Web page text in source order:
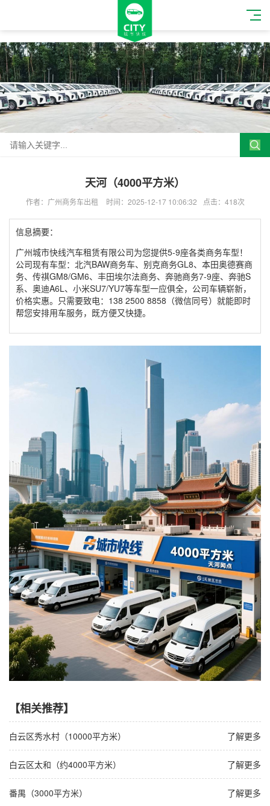
天河（4000平方米）
作者：广州商务车出租 时间：2025-12-17 10:06:32 点击：418次
信息摘要：
广州城市快线汽车租赁有限公司为您提供5-9座各类商务车型！
公司现有车型：北汽BAW商务车、别克商务GL8、本田奥德赛商
务、传祺GM8/GM6、丰田埃尔法商务、奔驰商务7-9座、奔驰S
系、奥迪A6L、小米SU7/YU7等车型一应俱全，公司车辆崭新，
价格实惠。只需要致电：138 2500 8858（微信同号）就能即时
帮您安排用车服务，既方便又快捷。
【相关推荐】
了解更多
白云区秀水村（10000平方米）
了解更多
白云区太和（约4000平方米）
了解更多
番禺（3000平方米）